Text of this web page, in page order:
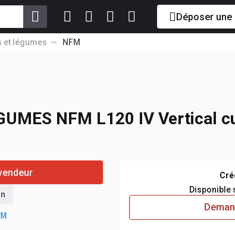
Déposer
et légumes NFM
+44
NFM L120 IV Vertical
Disponible